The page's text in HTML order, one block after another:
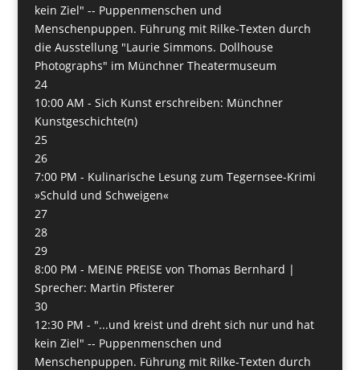
kein Ziel" -- Puppenmenschen und
Menschenpuppen. Führung mit Rilke-Texten durch
die Ausstellung "Laurie Simmons. Dollhouse
Photographs" im Münchner Theatermuseum
24
10:00 AM - Sich Kunst erschreiben: Münchner
Kunstgeschichte(n)
25
26
7:00 PM - Kulinarische Lesung zum Tegernsee-Krimi
»Schuld und Schweigen«
27
28
29
8:00 PM - MEINE PREISE von Thomas Bernhard |
Sprecher: Martin Pfisterer
30
12:30 PM - "...und kreist und dreht sich nur und hat
kein Ziel" -- Puppenmenschen und
Menschenpuppen. Führung mit Rilke-Texten durch